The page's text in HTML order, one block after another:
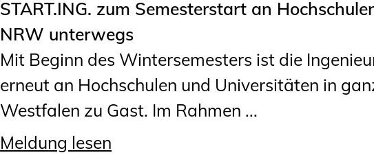
Geschäftsstelle
Mitgliedschaft
Veranstaltungsformate
Unsere Publikationen
Informationen für
Fortbildungsträger
START.ING. zum Semesterstart an
NRW unterwegs
Mit Beginn des Wintersemesters ist die
erneut an Hochschulen und Universitäten in
Westfalen zu Gast. Im Rahmen ...
Meldung lesen